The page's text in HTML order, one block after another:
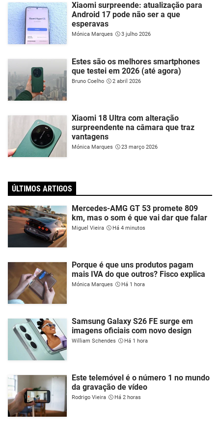
Xiaomi surpreende: atualização para
Android 17 pode não ser a que
esperavas
Mónica Marques 3 julho 2026
Estes são os melhores smartphones
que testei em 2026 (até agora)
Bruno Coelho 2 abril 2026
Xiaomi 18 Ultra com alteração
surpreendente na câmara que traz
vantagens
Mónica Marques 23 março 2026
ÚLTIMOS ARTIGOS
Mercedes-AMG GT 53 promete 809
km, mas o som é que vai dar que falar
Miguel Vieira Há 4 minutos
Porque é que uns produtos pagam
mais IVA do que outros? Fisco explica
Mónica Marques Há 1 hora
Samsung Galaxy S26 FE surge em
imagens oficiais com novo design
William Schendes Há 1 hora
Este telemóvel é o número 1 no mundo
da gravação de vídeo
Rodrigo Vieira Há 2 horas